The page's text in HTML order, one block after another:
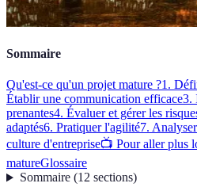
Sommaire
Qu'est-ce qu'un projet mature ?1.
Établir une communication efficace3.
prenantes4. Évaluer et gérer les
adaptés6. Pratiquer l'agilité7.
culture d'entreprise📺 Pour aller plus
matureGlossaire
Sommaire(12 sections)